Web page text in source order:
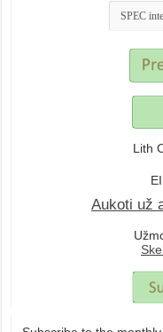
Lith
Aukoti už